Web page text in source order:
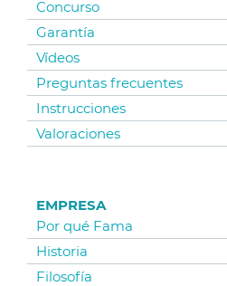
Concurso
Garantía
Vídeos
Preguntas frecuentes
Instrucciones
Valoraciones
EMPRESA
Por qué Fama
Historia
Filosofía